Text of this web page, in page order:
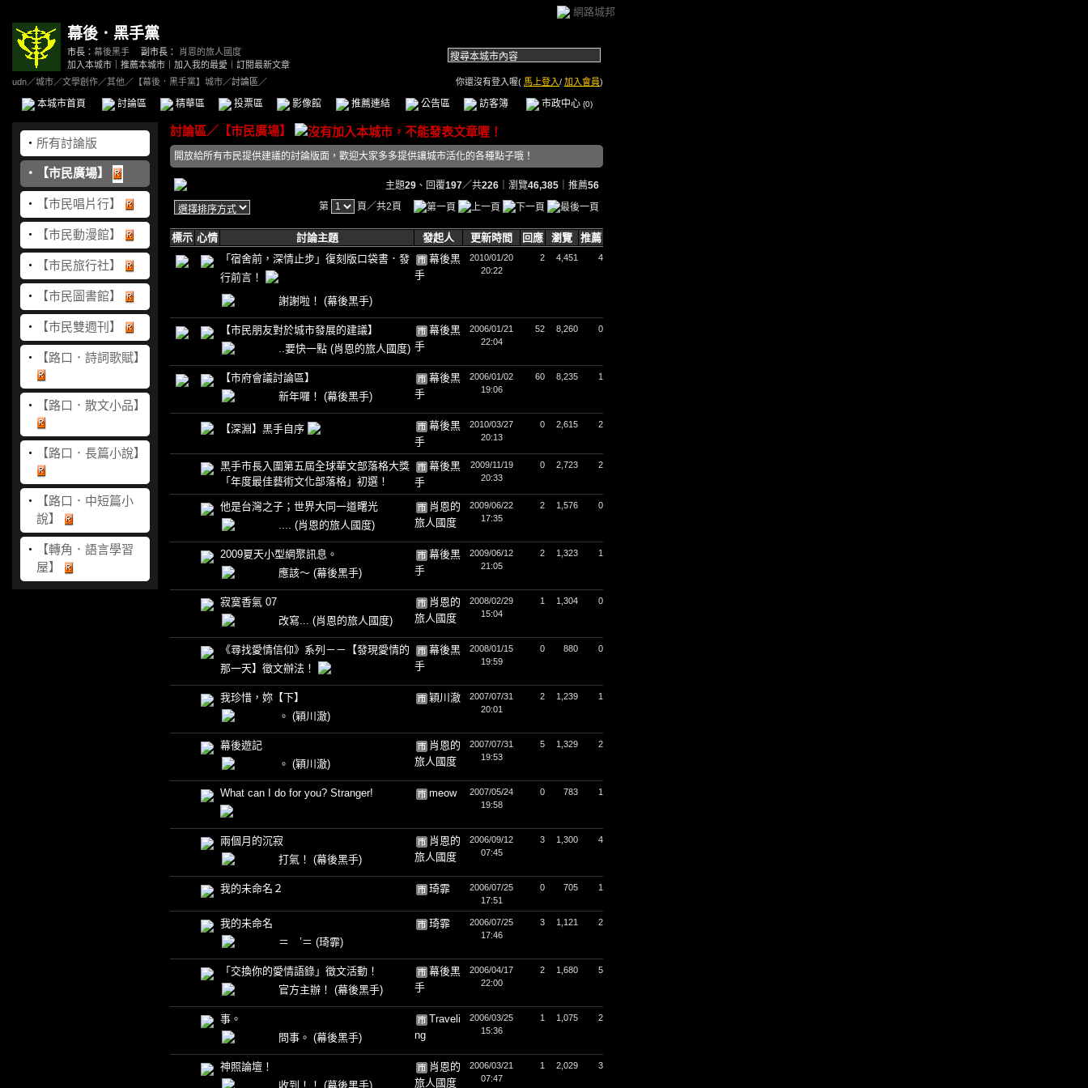
網路城邦
幕後．黑手黨
市長： 幕後黑手 副市長：
肖恩的旅人國度
加入本城市
推薦本城市 加入我的最愛
訂閱最新文章
udn／城市／文學創作／其他／ 【幕後．黑手黨】城市／討論區／ 你還沒有登入喔( 馬上登入/ 加入會員)
本城市首頁 討論區 精華區 投票區 影像館 推薦連結 公告區 訪客簿 市政中心 (0)
‧ 所有討論版
‧ 【市民廣場】
‧ 【市民唱片行】
‧ 【市民動漫館】
‧ 【市民旅行社】
‧ 【市民圖書館】
‧ 【市民雙週刊】
‧ 【路口．詩詞歌賦】
‧ 【路口．散文小品】
‧ 【路口．長篇小說】
‧
【路口．中短篇小
說】
‧
【轉角．語言學習
屋】
討論區／ 【市民廣場】
開放給所有市民提供建議的討論版面，歡迎大家多多提供讓城市活化的各種點子哦！
主題29 、回覆197／共226 ｜瀏覽46,385 ｜推薦56
第
頁／共2頁
標示 心情 討論主題 發起人 更新時間 回應 瀏覽
推薦
「宿舍前，深情止步」復刻版口袋書．發
行前言！
謝謝啦！ (幕後黑手)
幕後黑
手
2010/01/20
20:22
2 4,451 4
【市民朋友對於城市發展的建議】
..要快一點 (肖恩的旅人國度)
幕後黑
手
2006/01/21
22:04
52 8,260 0
【市府會議討論區】
新年囉！ (幕後黑手)
幕後黑
手
2006/01/02
19:06
60 8,235 1
【深淵】黑手自序
幕後黑
手
2010/03/27
20:13
0 2,615 2
黑手市長入圍第五屆全球華文部落格大獎
「年度最佳藝術文化部落格」初選！
幕後黑
手
2009/11/19
20:33
0 2,723 2
他是台灣之子；世界大同一道曙光
(肖恩的旅人國度)
肖恩的
旅人國度
2009/06/22
17:35
2 1,576 0
2009夏天小型網聚訊息。
應該～ (幕後黑手)
幕後黑
手
2009/06/12
21:05
2 1,323 1
寂寞香氣 07
改寫... (肖恩的旅人國度)
肖恩的
旅人國度
2008/02/29
15:04
1 1,304 0
《尋找愛情信仰》系列－－【發現愛情的
那一天】徵文辦法！
幕後黑
手
2008/01/15
19:59
0 880 0
我珍惜，妳【下】
。 (穎川澈)
穎川澈
2007/07/31
20:01
2 1,239 1
幕後遊記
。 (穎川澈)
肖恩的
旅人國度
2007/07/31
19:53
5 1,329 2
What can I do for you? Stranger! meow
2007/05/24
19:58
0 783 1
兩個月的沉寂
打氣！ (幕後黑手)
肖恩的
旅人國度
2006/09/12
07:45
3 1,300 4
我的未命名２ 琦霏
2006/07/25
17:51
0 705 1
我的未命名
＝ ’＝ (琦霏)
琦霏
2006/07/25
17:46
3 1,121 2
「交換你的愛情語錄」徵文活動！
官方主辦！ (幕後黑手)
幕後黑
手
2006/04/17
22:00
2 1,680 5
事。
問事。 (幕後黑手)
Traveli
ng
2006/03/25
15:36
1 1,075 2
神照論壇！
收到！！ (幕後黑手)
肖恩的
旅人國度
2006/03/21
07:47
1 2,029 3